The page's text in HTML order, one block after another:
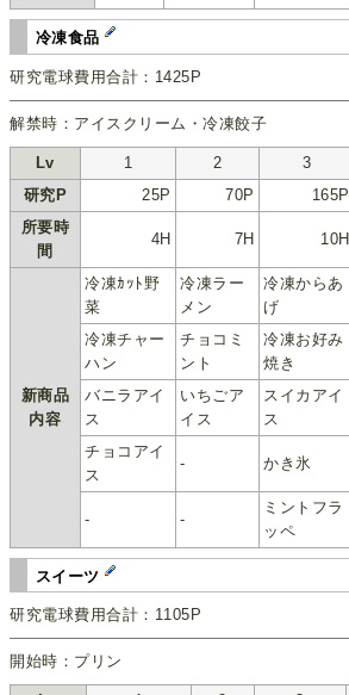
冷凍食品
研究電球費用合計：1425P
解禁時：アイスクリーム・冷凍餃子
Lv 1 2 3
研究P
25P 70P 165P
所要時
間
4H 7H 10H
新商品
内容
冷凍ｶｯﾄ野
菜
冷凍ラー
メン
冷凍からあ
げ
冷凍チャー
ハン
チョコミ
ント
冷凍お好み
焼き
バニラアイ
ス
いちごア
イス
スイカアイ
ス
チョコアイ
ス
- かき氷
- -
ミントフラ
ッペ
スイーツ
研究電球費用合計：1105P
開始時：プリン